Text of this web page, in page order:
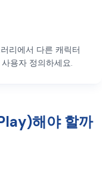
리에서 다른 캐릭터
용자 정의하세요.
해야 할까